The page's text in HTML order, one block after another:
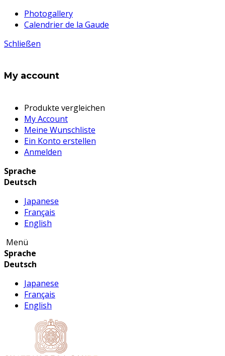
Photogallery
Calendrier de la Gaude
Schließen
My account
Produkte vergleichen
My Account
Meine Wunschliste
Ein Konto erstellen
Anmelden
Sprache
Deutsch
Japanese
Français
English
Menü
Sprache
Deutsch
Japanese
Français
English